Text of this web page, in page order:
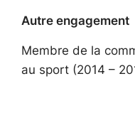
Autre engagement
Membre de la
au sport (2014 –